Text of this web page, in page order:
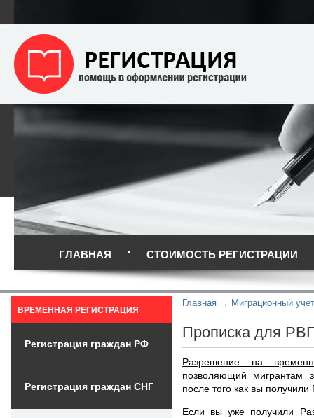
ГЛАВНАЯ СТОИМОСТЬ РЕГИСТРАЦИИ
Главная Миграционный
Прописка для
Разрешение на
позволяющий мигрантам
после того как вы
Если вы уже получили
ВРЕМЕННАЯ РЕГИСТРАЦИЯ
Регистрация граждан РФ
Регистрация граждан СНГ